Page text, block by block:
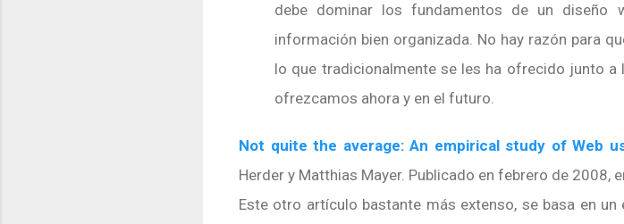
debe dominar los fundamentos de un diseño
información bien organizada. No hay razón para
lo que tradicionalmente se les ha ofrecido junto
ofrezcamos ahora y en el futuro.
Not quite the average: An empirical study of Web
Herder y Matthias Mayer. Publicado en febrero de 2008,
Este otro artículo bastante más extenso, se basa en